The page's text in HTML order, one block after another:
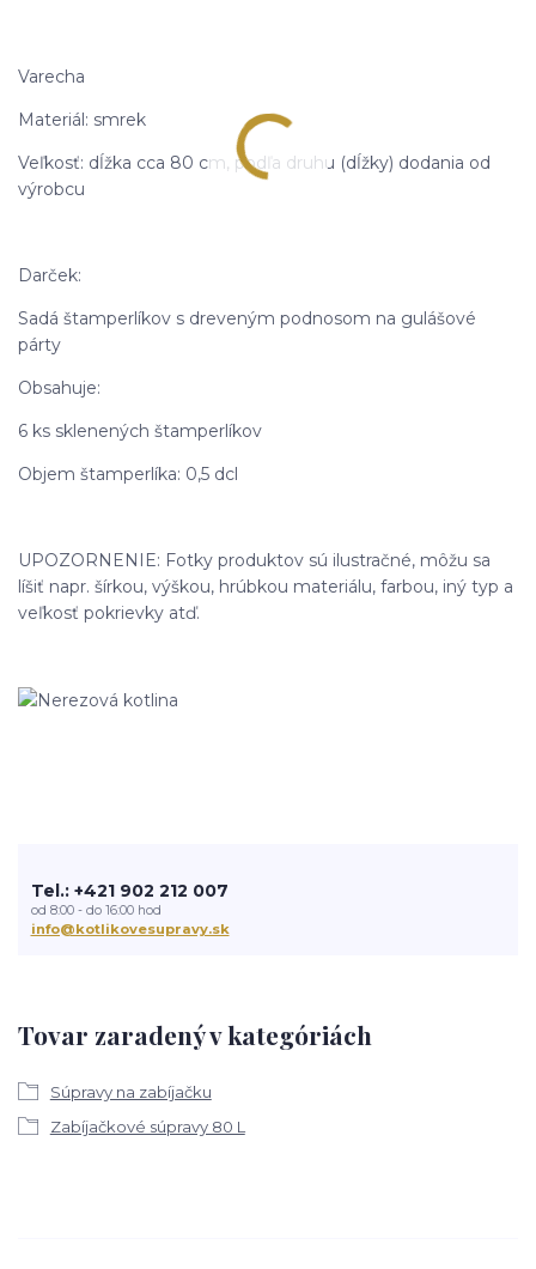
Varecha
Materiál: smrek
Veľkosť: dĺžka cca 80 cm, podľa druhu (dĺžky) dodania od
výrobcu
Darček:
Sadá štamperlíkov s dreveným podnosom na gulášové
párty
Obsahuje:
6 ks sklenených štamperlíkov
Objem štamperlíka: 0,5 dcl
UPOZORNENIE: Fotky produktov sú ilustračné, môžu sa
líšiť napr. šírkou, výškou, hrúbkou materiálu, farbou, iný typ a
veľkosť pokrievky atď.
Tovar zaradený v kategóriách
Súpravy na zabíjačku
Zabíjačkové súpravy 80 L
Tel.: +421 902 212 007
od 8:00 - do 16:00 hod
info@kotlikovesupravy.sk